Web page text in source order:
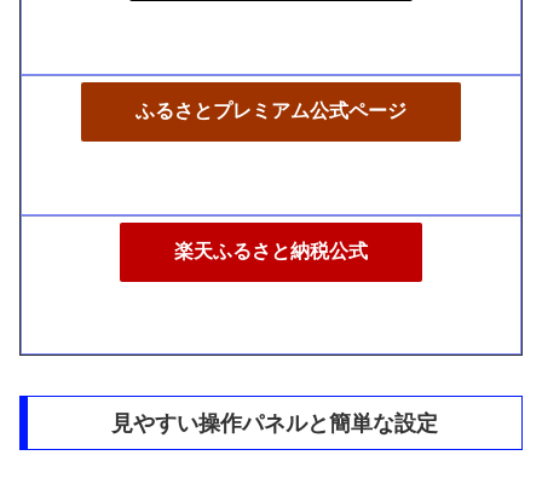
ふるさとプレミアム公式ページ
楽天ふるさと納税公式
見やすい操作パネルと簡単な設定